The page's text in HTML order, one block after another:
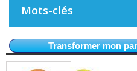
Mots-clés
Transformer mon